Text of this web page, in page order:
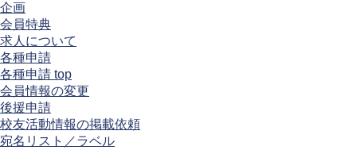
企画
会員特典
求人について
各種申請
各種申請 top
会員情報の変更
後援申請
校友活動情報の掲載依頼
宛名リスト／ラベル